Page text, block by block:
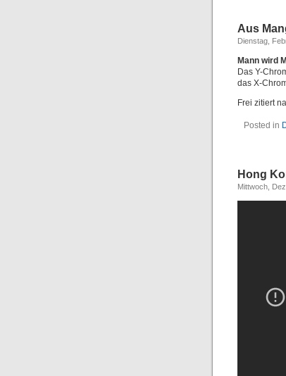
Aus
Dienstag,
Mann wird
Das Y-
das X-
Frei zitiert
Posted in
Hong
Mittwoch,